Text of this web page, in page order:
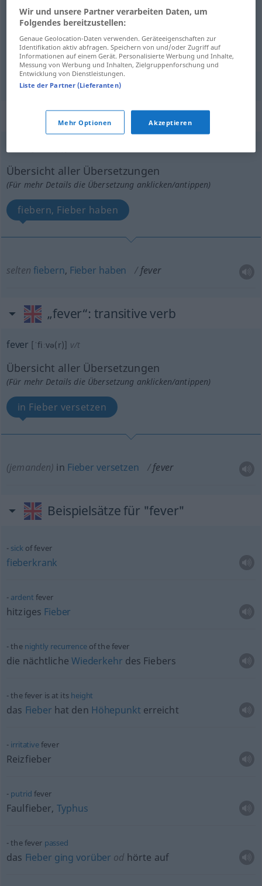
Fiebern fever FIG
(fiebrige)AufregungodErregung fever FIG
„fever“: intransitive verb
Übersicht aller Übersetzungen
(Für mehr Details die Übersetzung anklicken/antippen)
fiebern, Fieber haben
selten fiebern, Fieber haben fever
„fever“: transitive verb
fever [ˈfiːvə(r)] v/t
Übersicht aller Übersetzungen
(Für mehr Details die Übersetzung anklicken/antippen)
in Fieber versetzen
(jemanden) in Fieber versetzen fever
Beispielsätze für "fever"
sickof fever
fieberkrank
ardent fever
hitziges Fieber
the nightly recurrenceof the fever
die nächtlicheWiederkehr des Fiebers
the fever is at its height
das Fieber hat den Höhepunkt erreicht
irritativefever
Reizfieber
putrid fever
Faulfieber, Typhus
the fever passed
das Fieber ging vorüber od hörte auf
Wir und unsere Partner verarbeiten Daten, um
Folgendes bereitzustellen:
Genaue Geolocation-Daten verwenden. Geräteeigenschaften zur
Identifikation aktiv abfragen. Speichern von und/oder Zugriff auf
Informationen auf einem Gerät. Personalisierte Werbung und Inhalte,
Messung von Werbung und Inhalten, Zielgruppenforschung und
Entwicklung von Dienstleistungen.
Liste der Partner (Lieferanten)
Mehr Optionen Akzeptieren